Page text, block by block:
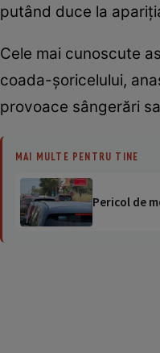
putând duce la
Cele mai cunoscute
coada-şoricelului,
provoace sângerări
MAI MULTE PENTRU TINE
Pericol de